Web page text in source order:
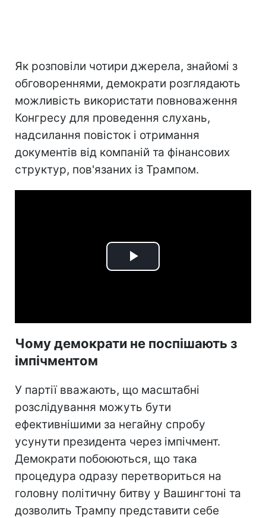
Як розповіли чотири джерела, знайомі з
обговореннями, демократи розглядають
можливість використати повноваження
Конгресу для проведення слухань,
надсилання повісток і отримання
документів від компаній та фінансових
структур, пов'язаних із Трампом.
Play
Чому демократи не поспішають з
імпічментом
У партії вважають, що масштабні
розслідування можуть бути
ефективнішими за негайну спробу
усунути президента через імпічмент.
Демократи побоюються, що така
процедура одразу перетвориться на
головну політичну битву у Вашингтоні та
дозволить Трампу представити себе